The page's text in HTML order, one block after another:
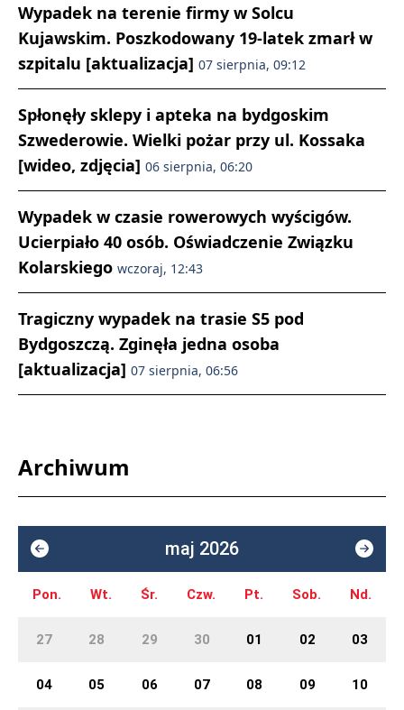
Wypadek na terenie firmy w Solcu
Kujawskim. Poszkodowany 19-latek zmarł w
szpitalu [aktualizacja] 07 sierpnia, 09:12
Spłonęły sklepy i apteka na bydgoskim
Szwederowie. Wielki pożar przy ul. Kossaka
[wideo, zdjęcia] 06 sierpnia, 06:20
Wypadek w czasie rowerowych wyścigów.
Ucierpiało 40 osób. Oświadczenie Związku
Kolarskiego wczoraj, 12:43
Tragiczny wypadek na trasie S5 pod
Bydgoszczą. Zginęła jedna osoba
[aktualizacja] 07 sierpnia, 06:56
Archiwum
maj 2026
Pon. Wt. Śr. Czw. Pt. Sob. Nd.
27 28 29 30 01 02 03
04 05 06 07 08 09 10